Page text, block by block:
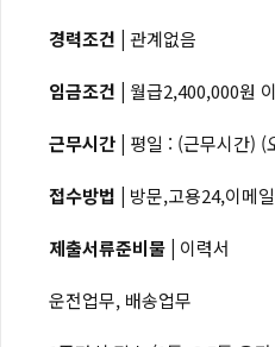
경력조건 | 관계없음
임금조건 | 월급2,400,000원
근무시간 | 평일 : (근무시간) (
접수방법 | 방문,고용24,이메
제출서류준비물 | 이력서
운전업무, 배송업무